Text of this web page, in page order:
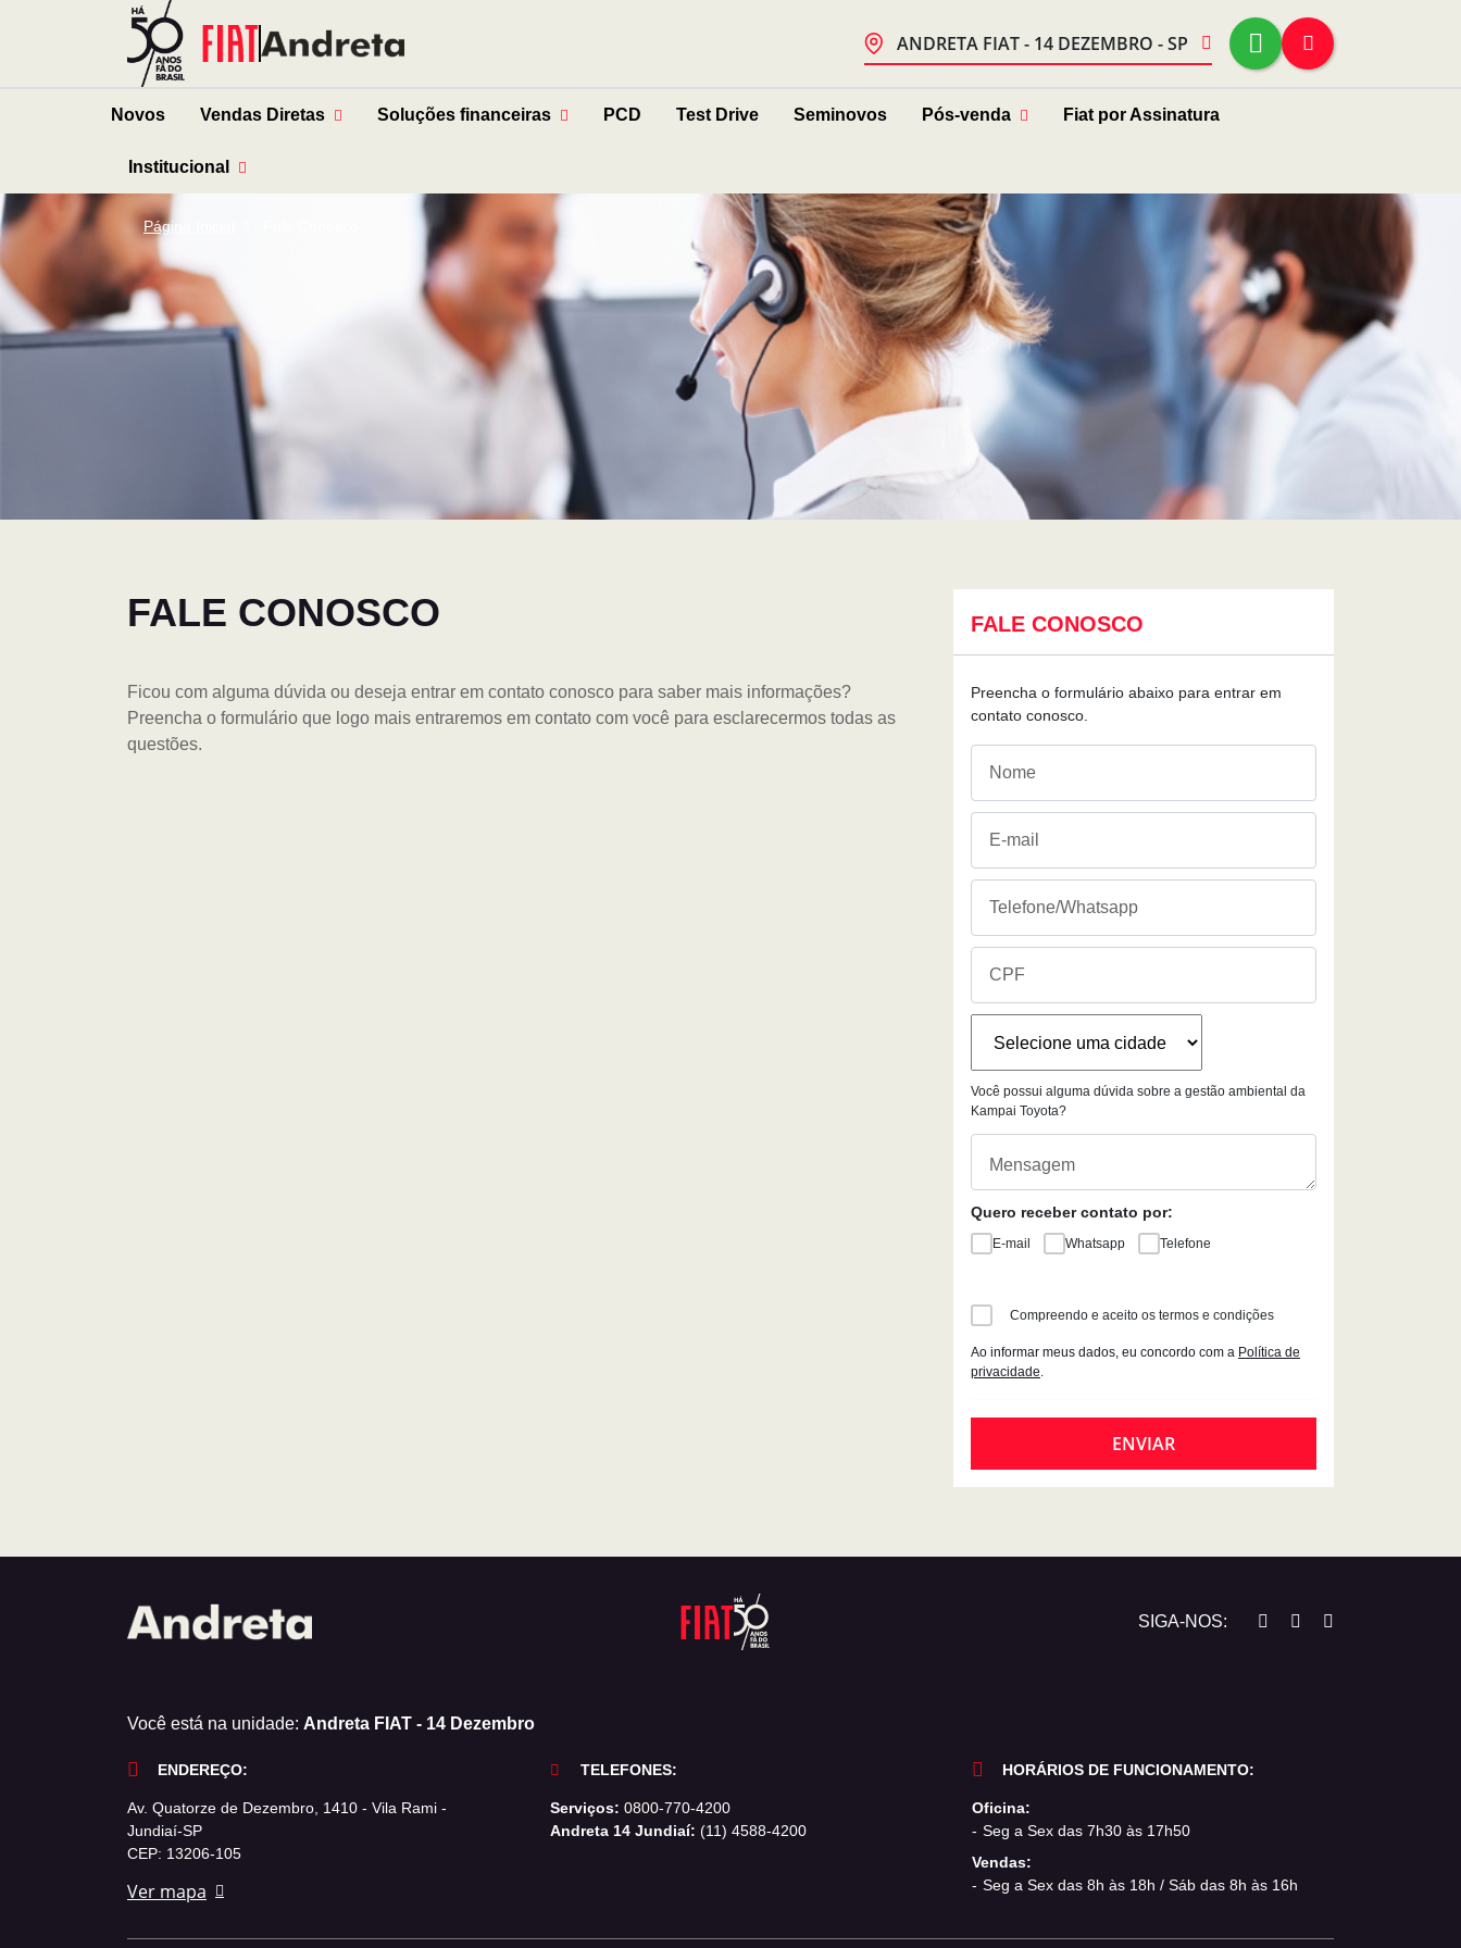
ANDRETA FIAT - 14 DEZEMBRO - SP
Novos Vendas Diretas Soluções financeiras PCD Test Drive Seminovos Pós-venda Fiat por Assinatura
Institucional
Página Inicial
FALE CONOSCO
Ficou com alguma dúvida ou deseja entrar em contato conosco para saber mais informações?
Preencha o formulário que logo mais entraremos em contato com você para esclarecermos todas as
questões.
FALE CONOSCO
Preencha o formulário abaixo para entrar em
contato conosco.
Você possui alguma dúvida sobre a gestão ambiental da
Kampai Toyota?
Quero receber contato por:
E-mail Whatsapp Telefone
Compreendo e aceito os termos e condições
Ao informar meus dados, eu concordo com a Política de
privacidade.
ENVIAR
SIGA-NOS:
Você está na unidade: Andreta FIAT - 14 Dezembro
ENDEREÇO:
Av. Quatorze de Dezembro, 1410 - Vila Rami -
Jundiaí-SP
CEP: 13206-105
Ver mapa
TELEFONES:
Serviços: 0800-770-4200
Andreta 14 Jundiaí: (11) 4588-4200
HORÁRIOS DE FUNCIONAMENTO:
Oficina:
Seg a Sex das 7h30 às 17h50
Vendas:
Seg a Sex das 8h às 18h / Sáb das 8h às 16h